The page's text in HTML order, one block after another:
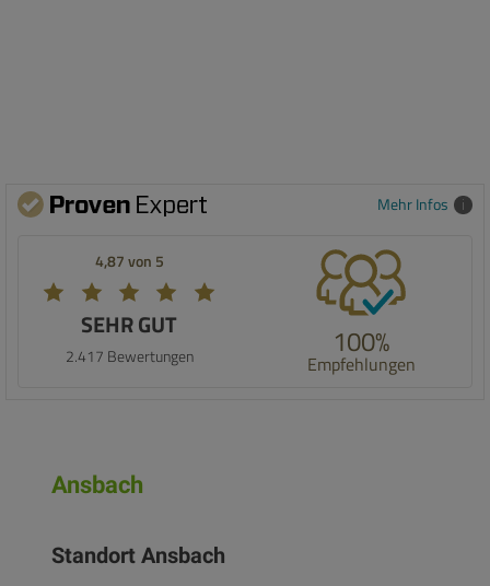
Mehr Infos
4,87 von 5
SEHR GUT
2.417 Bewertungen 100%
Empfehlungen
Ansbach
Standort Ansbach